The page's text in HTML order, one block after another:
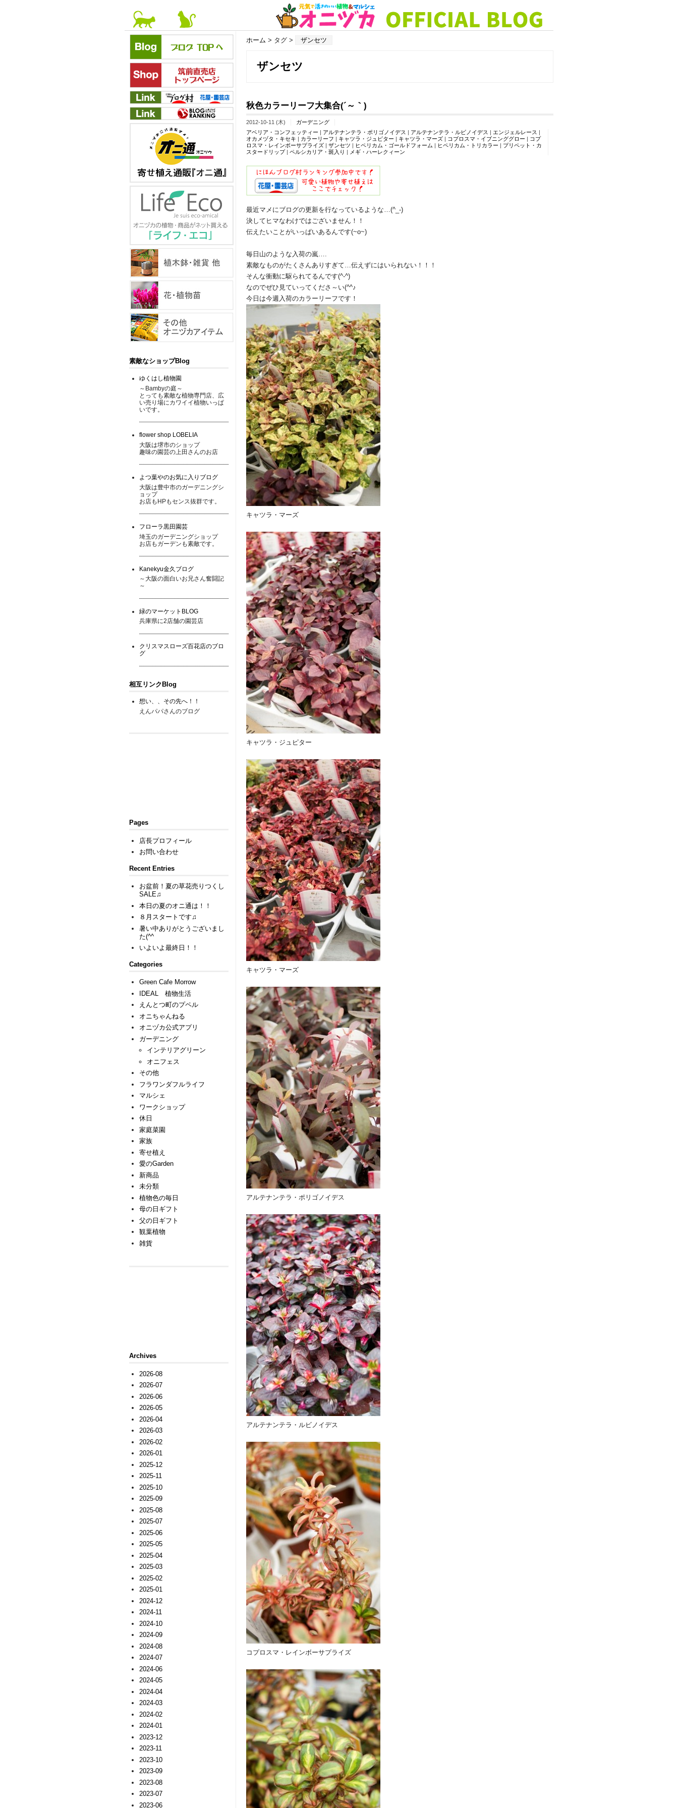
ホーム > タグ > ザンセツ
ザンセツ
秋色カラーリーフ大集合(´～｀)
2012-10-11 (木)
ガーデニング
アベリア・コンフェッティー | アルテナンテラ・ポリゴノイデス | アルテナンテラ・ルビノイデス | エンジェルレース |
オカメヅタ・キセキ | カラーリーフ | キャツラ・ジュピター | キャツラ・マーズ | コプロスマ・イブニンググロー | コプ
ロスマ・レインボーサプライズ | ザンセツ | ヒペリカム・ゴールドフォーム | ヒペリカム・トリカラー | プリペット・カ
スタードリップ| ペルシカリア・斑入り | メギ・ハーレクィーン
最近マメにブログの更新を行なっているような…(^_-)
決してヒマなわけではございません！！
伝えたいことがいっぱいあるんです(~o~)
毎日山のような入荷の嵐….
素敵なものがたくさんありすぎて…伝えずにはいられない！！！
そんな衝動に駆られてるんです(^-^)
なのでぜひ見ていってくださ～い(^^♪
今日は今週入荷のカラーリーフです！
キャツラ・マーズ
キャツラ・ジュピター
キャツラ・マーズ
アルテナンテラ・ポリゴノイデス
アルテナンテラ・ルビノイデス
コプロスマ・レインボーサプライズ
素敵なショップBlog
ゆくはし植物園
～Bambyの庭～
とっても素敵な植物専門店、広
い売り場にカワイイ植物いっぱ
いです。
flower shop LOBELIA
大阪は堺市のショップ
趣味の園芸の上田さんのお店
よつ葉やのお気に入りブログ
大阪は豊中市のガーデニングシ
ョップ
お店もHPもセンス抜群です。
フローラ黒田園芸
埼玉のガーデニングショップ
お店もガーデンも素敵です。
Kanekyu金久ブログ
～大阪の面白いお兄さん奮闘記
～
緑のマーケットBLOG
兵庫県に2店舗の園芸店
クリスマスローズ百花店のブロ
グ
相互リンクBlog
想い、、その先へ！！
えんパパさんのブログ
Pages
店長プロフィール
お問い合わせ
Recent Entries
お盆前！夏の草花売りつくし
SALE♫
本日の夏のオニ通は！！
８月スタートです♫
暑い中ありがとうございまし
た(^^ゞ
いよいよ最終日！！
Categories
Green Cafe Morrow
IDEAL 植物生活
えんとつ町のプペル
オニちゃんねる
オニヅカ公式アプリ
ガーデニング
インテリアグリーン
オニフェス
その他
フラワンダフルライフ
マルシェ
ワークショップ
休日
家庭菜園
家族
寄せ植え
愛のGarden
新商品
未分類
植物色の毎日
母の日ギフト
父の日ギフト
観葉植物
雑貨
Archives
2026-08
2026-07
2026-06
2026-05
2026-04
2026-03
2026-02
2026-01
2025-12
2025-11
2025-10
2025-09
2025-08
2025-07
2025-06
2025-05
2025-04
2025-03
2025-02
2025-01
2024-12
2024-11
2024-10
2024-09
2024-08
2024-07
2024-06
2024-05
2024-04
2024-03
2024-02
2024-01
2023-12
2023-11
2023-10
2023-09
2023-08
2023-07
2023-06